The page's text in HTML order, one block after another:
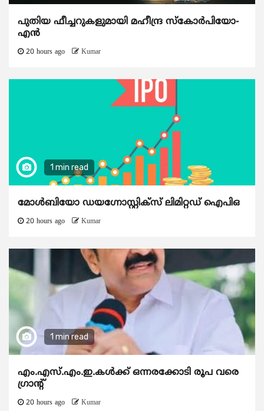
പുതിയ ഫീച്ചറുകളുമായി മഹീന്ദ്ര സ്കോർപിയോ-
എൻ
20 hours ago Kumar
1 min read
മോൾബിയോ ഡയഗ്നോസ്റ്റിക്സ് ലിമിറ്റഡ് ഐപിഒ
20 hours ago Kumar
1 min read
എം.എസ്.എം.ഇ.കൾക്ക് ഒന്നരക്കോടി രൂപ വരെ
ഗ്രാന്റ്
20 hours ago Kumar